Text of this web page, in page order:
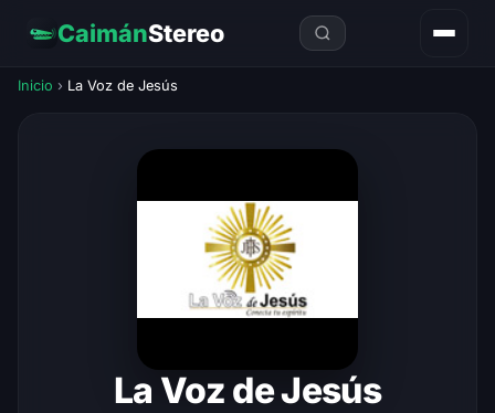
CaimánStereo
Inicio › La Voz de Jesús
La Voz de Jesús